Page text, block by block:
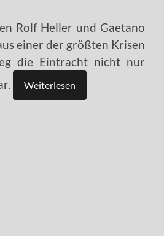
Rolf Heller und Gaetano
einer der größten Krisen
die Eintracht nicht nur
Weiterlesen